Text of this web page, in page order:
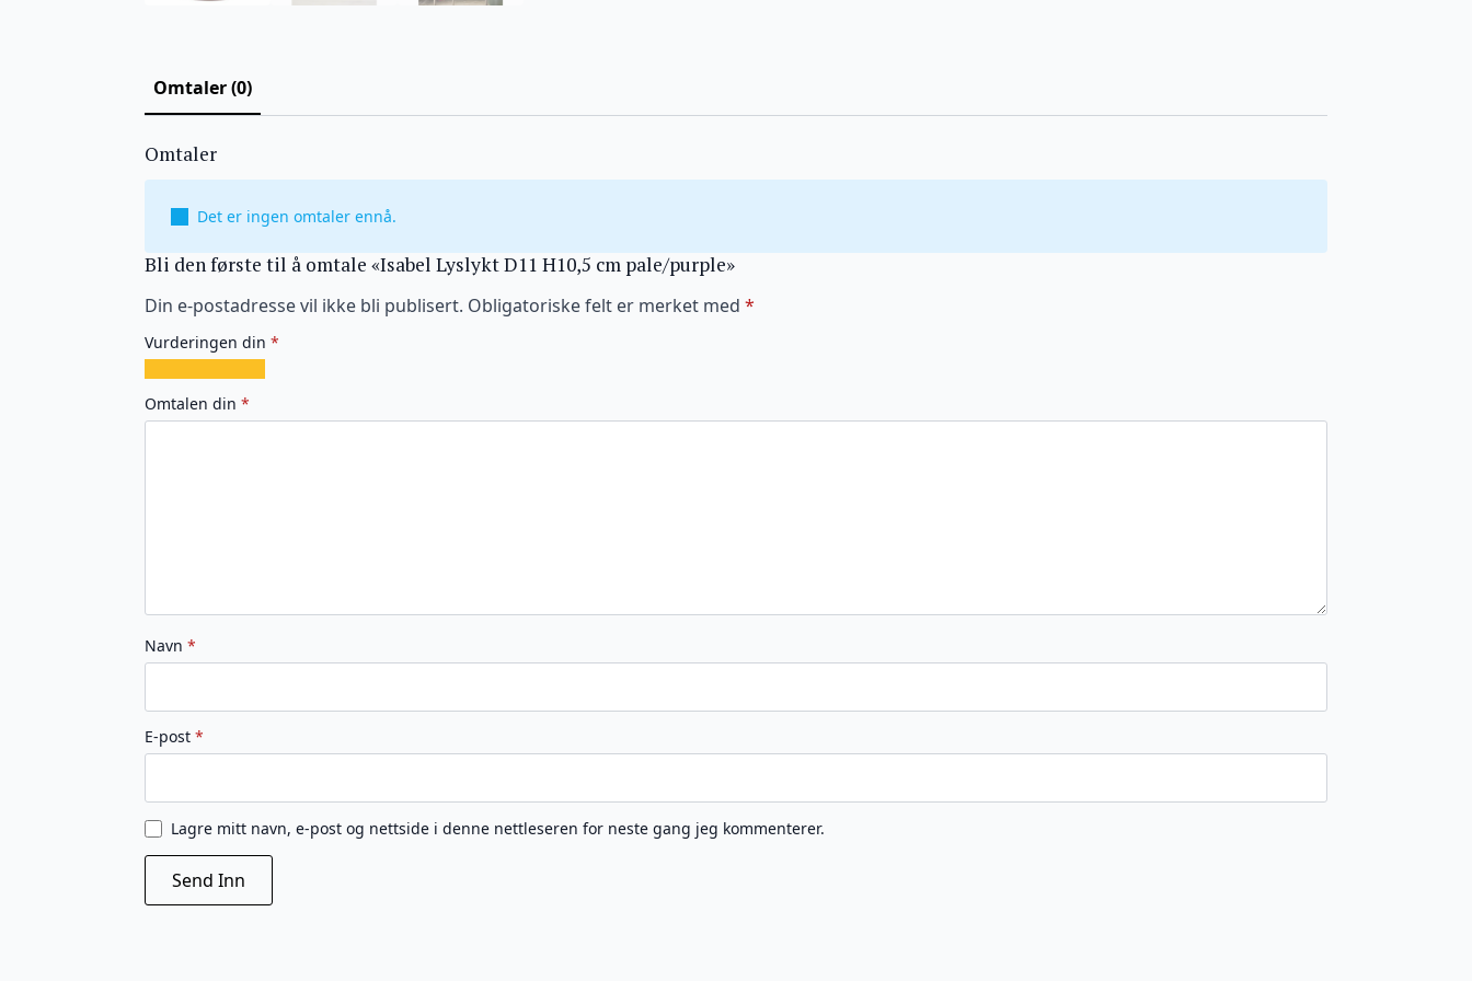
Omtaler (0)
Omtaler
Det er ingen omtaler ennå.
Bli den første til å omtale «Isabel Lyslykt D11 H10,5 cm pale/purple»
Din e-postadresse vil ikke bli publisert. Obligatoriske felt er merket med *
Vurderingen din *
av
5
av
5
av
5
av
5
av
5
Omtalen din *
Navn *
E-post *
Lagre mitt navn, e-post og nettside i denne nettleseren for neste gang jeg kommenterer.